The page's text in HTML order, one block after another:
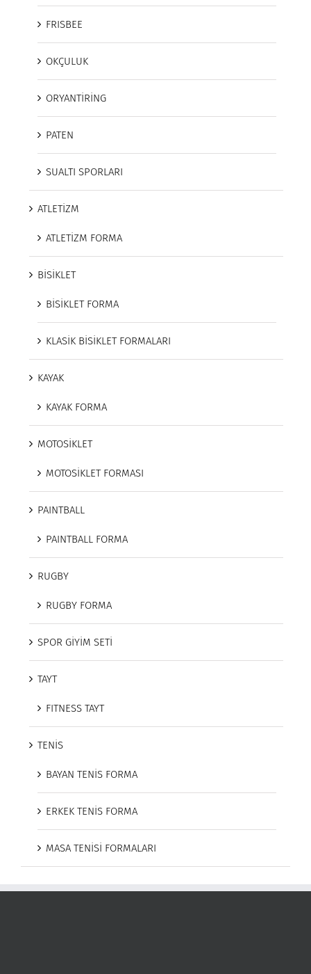
FRISBEE
OKÇULUK
ORYANTİRİNG
PATEN
SUALTI SPORLARI
ATLETİZM
ATLETİZM FORMA
BİSİKLET
BİSİKLET FORMA
KLASİK BİSİKLET FORMALARI
KAYAK
KAYAK FORMA
MOTOSİKLET
MOTOSİKLET FORMASI
PAINTBALL
PAINTBALL FORMA
RUGBY
RUGBY FORMA
SPOR GİYİM SETİ
TAYT
FITNESS TAYT
TENİS
BAYAN TENİS FORMA
ERKEK TENİS FORMA
MASA TENİSİ FORMALARI